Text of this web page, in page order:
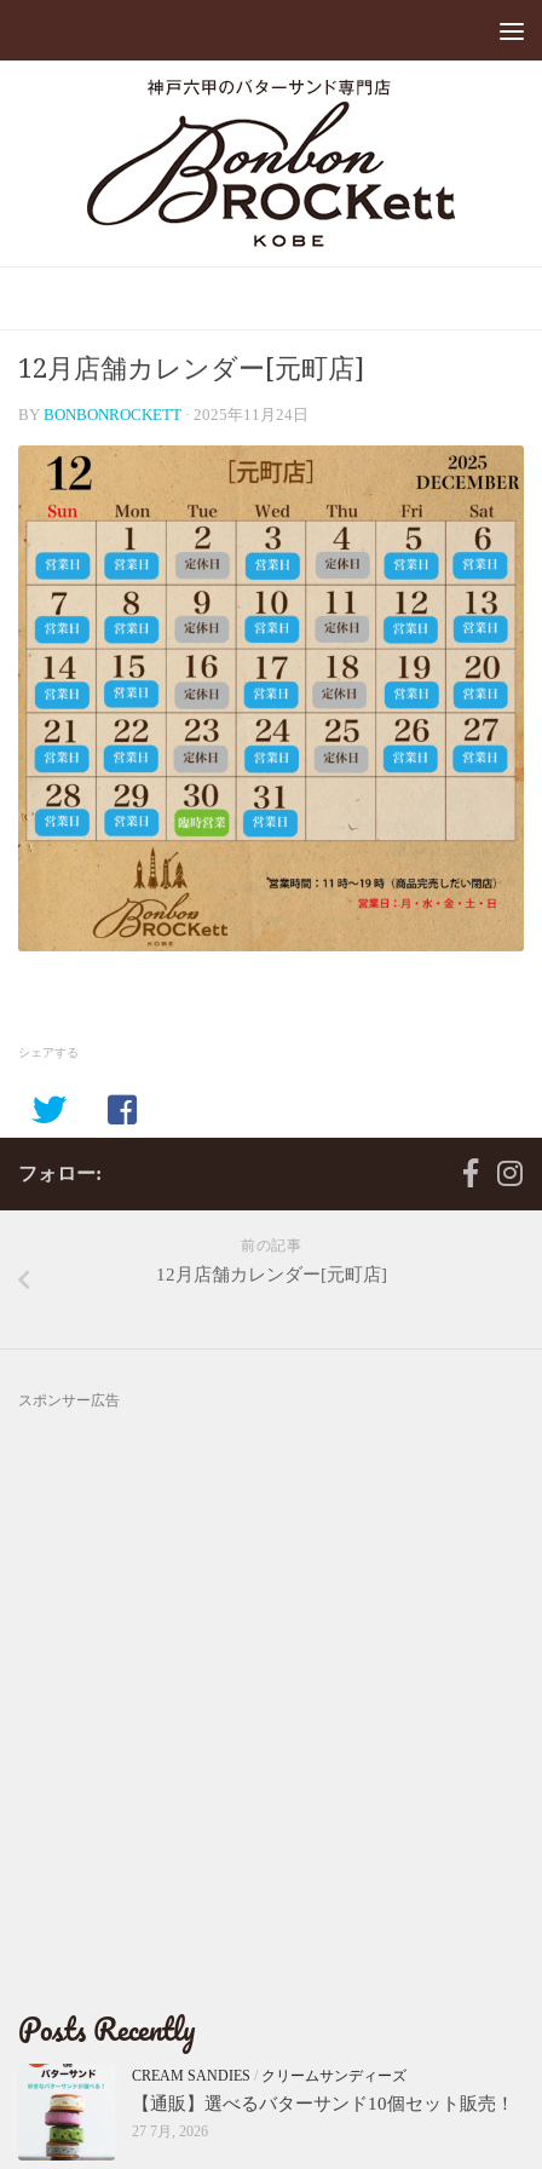
12月店舗カレンダー[元町店]
BY BONBONROCKETT · 2025年11月24日
シェアする
フォロー:
前の記事
12月店舗カレンダー[元町店]
スポンサー広告
Posts Recently
CREAM SANDIES / クリームサンディーズ
【通販】選べるバターサンド10個セット販売！
27 7月, 2026